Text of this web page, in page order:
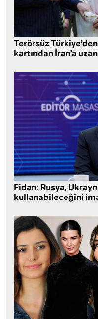
Terörsüz
kartından İran’a
Fidan: Rusya,
kullanabileceğini